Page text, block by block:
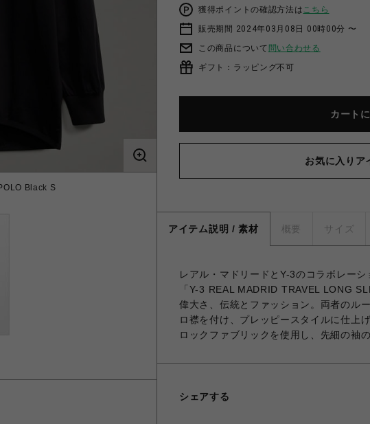
Black S
獲得ポイントの確認方法はこちら
販売期間 2024年03月08日 00時00分 〜
この商品について 問い合わせる
ギフト：ラッピング不可
カート
お気に入りア
アイテム説明 / 素材 概要 サイズ
レアル・マドリードとY-3のコラボレー
「Y-3 REAL MADRID TRAVEL LONG
偉大さ、伝統とファッション。両者のル
ロ襟を付け、プレッピースタイルに仕上
ロックファブリックを使用し、先細の袖
シェアする